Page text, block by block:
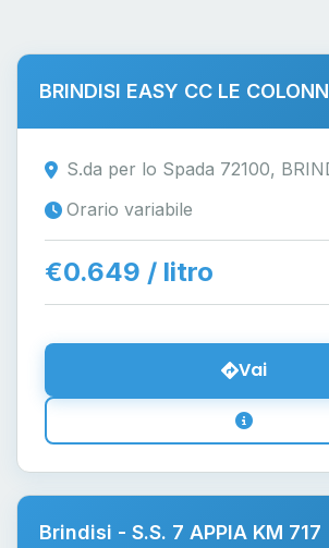
BRINDISI EASY CC LE
S.da per lo Spada 72100,
Orario variabile
€0.649 / litro
Vai
Brindisi - S.S. 7 APPIA KM 717